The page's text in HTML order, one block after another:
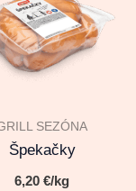
SEZÓNA
Špekačky
6,20€/kg